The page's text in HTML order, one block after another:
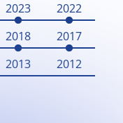
2023
2022
2018
2017
2013
2012